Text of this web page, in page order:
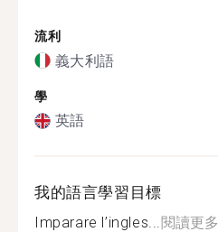
流利
義大利語
學
英語
我的語言學習目標
Imparare l’ingles...閱讀更多